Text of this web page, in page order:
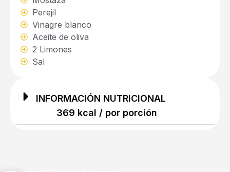
Perejil
Vinagre blanco
Aceite de oliva
2 Limones
Sal
INFORMACIÓN NUTRICIONAL
369 kcal / por porción